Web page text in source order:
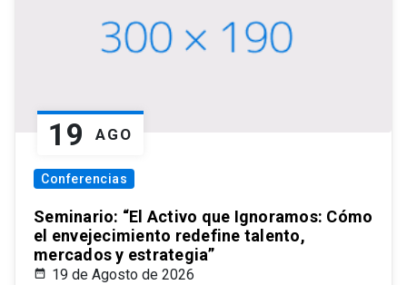
19 AGO
Conferencias
Seminario: “El Activo que Ignoramos: Cómo
el envejecimiento redefine talento,
mercados y estrategia”
19 de Agosto de 2026